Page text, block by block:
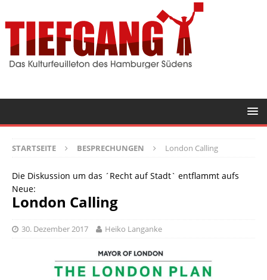
STARTSEITE BESPRECHUNGEN London Calling
Die Diskussion um das ´Recht auf Stadt` entflammt aufs
Neue:
London Calling
30. Dezember 2017 Heiko Langanke